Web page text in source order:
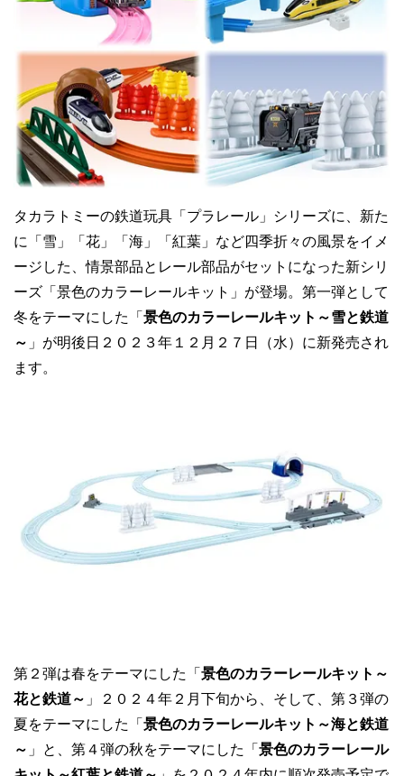
タカラトミーの鉄道玩具「プラレール」シリーズに、新た
に「雪」「花」「海」「紅葉」など四季折々の風景をイメ
ージした、情景部品とレール部品がセットになった新シリ
ーズ「景色のカラーレールキット」が登場。第一弾として
冬をテーマにした「 景色のカラーレールキット～雪と鉄道
～ 」が明後日２０２３年１２月２７日（水）に新発売され
ます。
第２弾は春をテーマにした「 景色のカラーレールキット～
花と鉄道～ 」２０２４年２月下旬から、そして、第３弾の
夏をテーマにした「 景色のカラーレールキット～海と鉄道
～ 」と、第４弾の秋をテーマにした「 景色のカラーレール